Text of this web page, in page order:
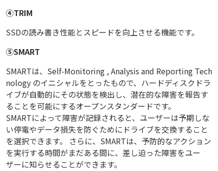
④TRIM
SSDの読み書き性能とスピードを向上させる機能です。
⑤SMART
SMARTは、Self-Monitoring , Analysis and Reporting Tech
nology のイニシャルをとったもので、ハードディスクドラ
イブが自動的にその状態を検出し、潜在的な障害を報告す
ることを可能にするオープンスタンダードです。
SMARTによって障害が記録されると、ユーザーは予期しな
い停電やデータ損失を防ぐためにドライブを交換すること
を選択できます。 さらに、SMARTは、予防的なアクション
を実行する時間がまだある間に、差し迫った障害をユー
ザーに知らせることができます。